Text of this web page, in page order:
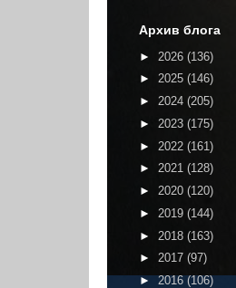
Архив блога
► 2026 (136)
► 2025 (146)
► 2024 (205)
► 2023 (175)
► 2022 (161)
► 2021 (128)
► 2020 (120)
► 2019 (144)
► 2018 (163)
► 2017 (97)
► 2016 (106)